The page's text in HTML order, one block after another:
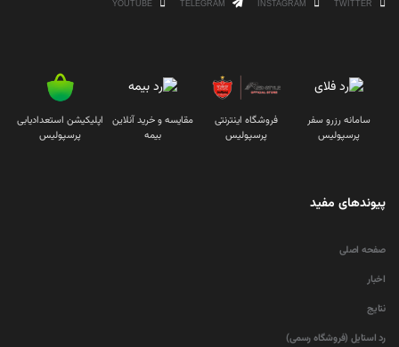
سامانه رزرو سفر
پرسپولیس
فروشگاه اینترنتی
پرسپولیس
مقایسه و خرید آنلاین
بیمه
اپلیکیشن استعدادیابی
پرسپولیس
پیوندهای مفید
صفحه اصلی
اخبار
نتایج
رد استایل (فروشگاه رسمی)